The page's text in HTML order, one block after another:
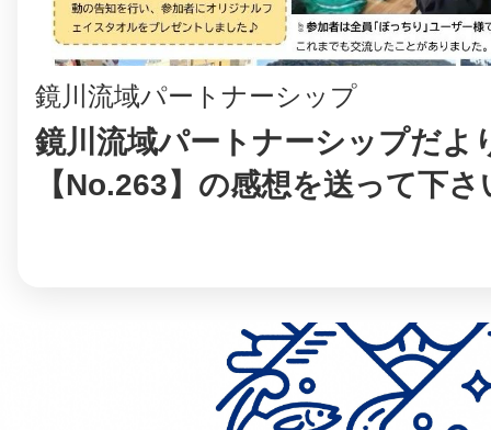
鏡川流域パートナーシップ
鏡川流域パートナーシップだよ
【No.263】の感想を送って下さ